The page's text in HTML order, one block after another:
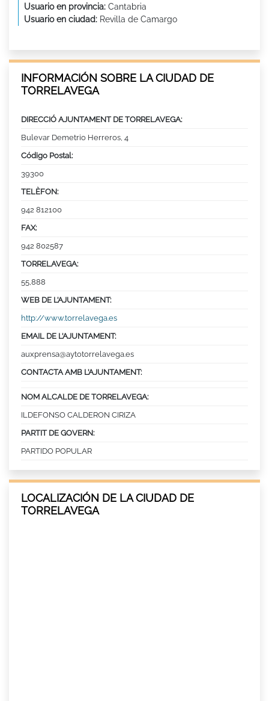
Usuario en provincia: Cantabria
Usuario en ciudad: Revilla de Camargo
INFORMACIÓN SOBRE LA CIUDAD DE
TORRELAVEGA
DIRECCIÓ AJUNTAMENT DE TORRELAVEGA:
Bulevar Demetrio Herreros, 4
Código Postal:
39300
TELÈFON:
942 812100
FAX:
942 802587
TORRELAVEGA:
55,888
WEB DE L’AJUNTAMENT:
http://www.torrelavega.es
EMAIL DE L’AJUNTAMENT:
auxprensa@aytotorrelavega.es
CONTACTA AMB L’AJUNTAMENT:
NOM ALCALDE DE TORRELAVEGA:
ILDEFONSO CALDERON CIRIZA
PARTIT DE GOVERN:
PARTIDO POPULAR
LOCALIZACIÓN DE LA CIUDAD DE
TORRELAVEGA